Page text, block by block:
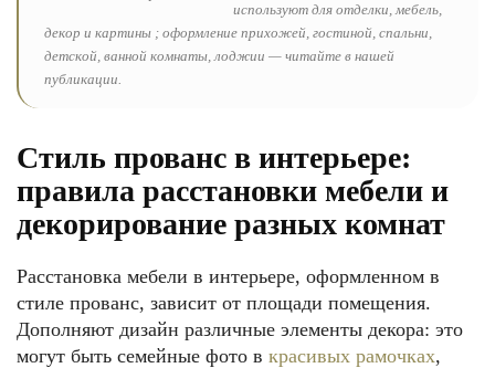
используют для отделки, мебель,
декор и картины ; оформление прихожей, гостиной, спальни,
детской, ванной комнаты, лоджии — читайте в нашей
публикации.
Стиль прованс в интерьере:
правила расстановки мебели и
декорирование разных комнат
Расстановка мебели в интерьере, оформленном в
стиле прованс, зависит от площади помещения.
Дополняют дизайн различные элементы декора: это
могут быть семейные фото в красивых рамочках,